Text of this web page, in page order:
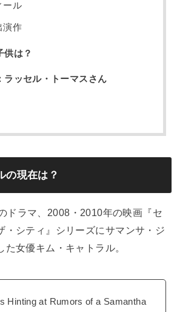
ール
演作
供は？
ラッセル・トーマスさん
の現在は？
ドラマ、2008・2010年の映画『セ
・シティ』シリーズにサマンサ・ジ
た女優キム・キャトラル。
Hinting at Rumors of a Samantha